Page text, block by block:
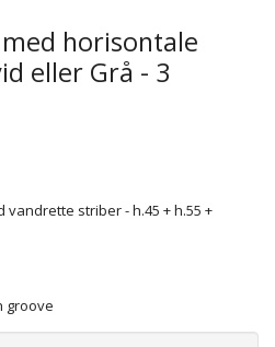
horisontale
eller Grå - 3
striber - h.45 + h.55 +
groove